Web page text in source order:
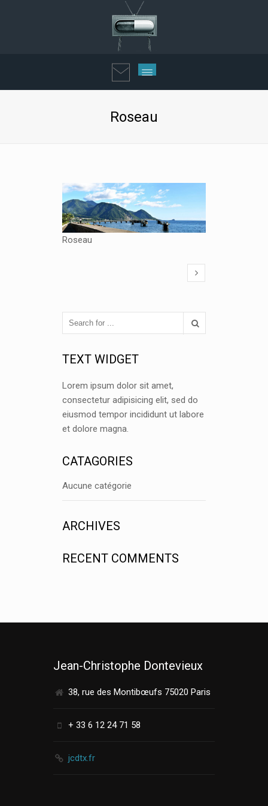
Roseau
Roseau
TEXT WIDGET
Lorem ipsum dolor sit amet,
consectetur adipisicing elit, sed do
eiusmod tempor incididunt ut labore
et dolore magna.
CATAGORIES
Aucune catégorie
ARCHIVES
RECENT COMMENTS
Jean-Christophe Dontevieux
38, rue des Montibœufs 75020 Paris
+ 33 6 12 24 71 58
jcdtx.fr